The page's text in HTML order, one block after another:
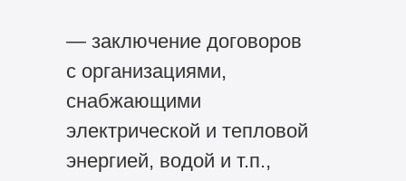
— заключение договоров
с организациями,
снабжающими
электрической и тепловой
энергией, водой и т.п.,